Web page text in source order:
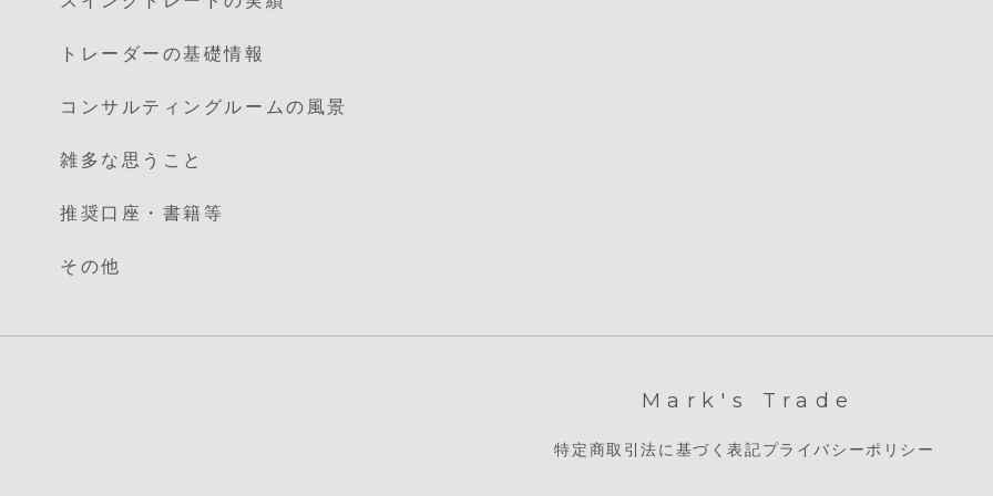
トレーダーの基礎情報
コンサルティングルームの風景
雑多な思うこと
推奨口座・書籍等
その他
Mark's Trade
特定商取引法に基づく表記プライバシーポリシー